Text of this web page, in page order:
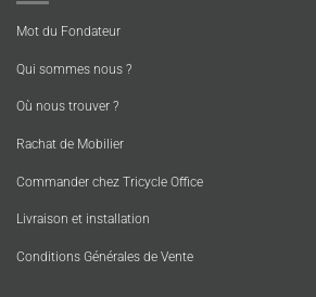
Mot du Fondateur
Qui sommes nous ?
Où nous trouver ?
Rachat de Mobilier
Commander chez Tricycle Office
Livraison et installation
Conditions Générales de Vente